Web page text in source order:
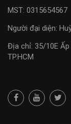
MST: 0315654567
Người đại diện:
Địa chỉ: 35/10E Ấp
TP.HCM